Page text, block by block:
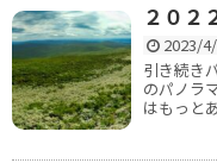
２０
2023/
引き続き
のパノラ
はもっと